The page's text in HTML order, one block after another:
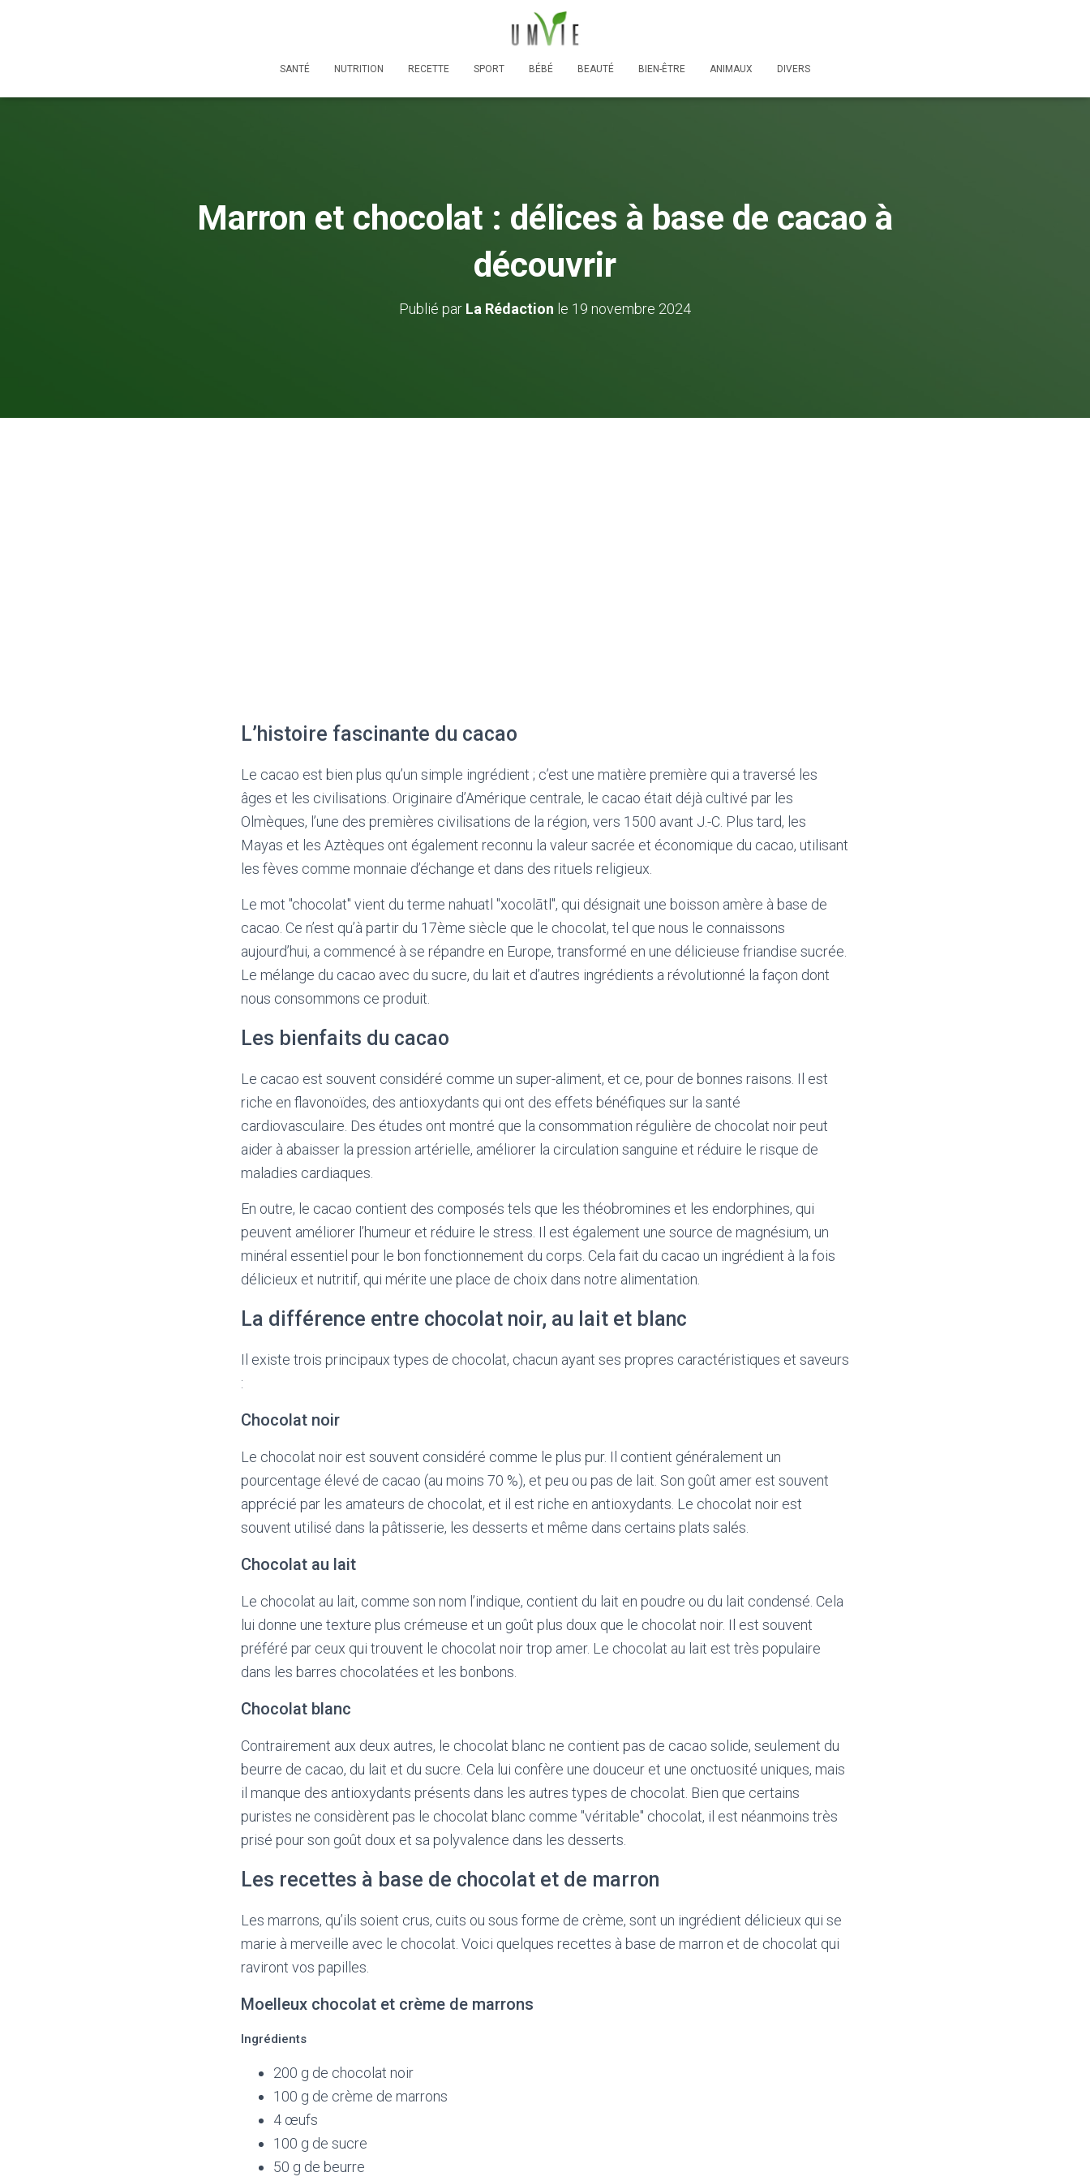
SANTÉ NUTRITION RECETTE SPORT BÉBÉ BEAUTÉ BIEN-ÊTRE ANIMAUX DIVERS
Marron et chocolat : délices à base de cacao à
découvrir
Publié par La Rédaction le 19 novembre 2024
L’histoire fascinante du cacao
Le cacao est bien plus qu’un simple ingrédient ; c’est une matière première qui a traversé les
âges et les civilisations. Originaire d’Amérique centrale, le cacao était déjà cultivé par les
Olmèques, l’une des premières civilisations de la région, vers 1500 avant J.-C. Plus tard, les
Mayas et les Aztèques ont également reconnu la valeur sacrée et économique du cacao, utilisant
les fèves comme monnaie d’échange et dans des rituels religieux.
Le mot "chocolat" vient du terme nahuatl "xocolātl", qui désignait une boisson amère à base de
cacao. Ce n’est qu’à partir du 17ème siècle que le chocolat, tel que nous le connaissons
aujourd’hui, a commencé à se répandre en Europe, transformé en une délicieuse friandise sucrée.
Le mélange du cacao avec du sucre, du lait et d’autres ingrédients a révolutionné la façon dont
nous consommons ce produit.
Les bienfaits du cacao
Le cacao est souvent considéré comme un super-aliment, et ce, pour de bonnes raisons. Il est
riche en flavonoïdes, des antioxydants qui ont des effets bénéfiques sur la santé
cardiovasculaire. Des études ont montré que la consommation régulière de chocolat noir peut
aider à abaisser la pression artérielle, améliorer la circulation sanguine et réduire le risque de
maladies cardiaques.
En outre, le cacao contient des composés tels que les théobromines et les endorphines, qui
peuvent améliorer l’humeur et réduire le stress. Il est également une source de magnésium, un
minéral essentiel pour le bon fonctionnement du corps. Cela fait du cacao un ingrédient à la fois
délicieux et nutritif, qui mérite une place de choix dans notre alimentation.
La différence entre chocolat noir, au lait et blanc
Il existe trois principaux types de chocolat, chacun ayant ses propres caractéristiques et saveurs
:
Chocolat noir
Le chocolat noir est souvent considéré comme le plus pur. Il contient généralement un
pourcentage élevé de cacao (au moins 70 %), et peu ou pas de lait. Son goût amer est souvent
apprécié par les amateurs de chocolat, et il est riche en antioxydants. Le chocolat noir est
souvent utilisé dans la pâtisserie, les desserts et même dans certains plats salés.
Chocolat au lait
Le chocolat au lait, comme son nom l’indique, contient du lait en poudre ou du lait condensé. Cela
lui donne une texture plus crémeuse et un goût plus doux que le chocolat noir. Il est souvent
préféré par ceux qui trouvent le chocolat noir trop amer. Le chocolat au lait est très populaire
dans les barres chocolatées et les bonbons.
Chocolat blanc
Contrairement aux deux autres, le chocolat blanc ne contient pas de cacao solide, seulement du
beurre de cacao, du lait et du sucre. Cela lui confère une douceur et une onctuosité uniques, mais
il manque des antioxydants présents dans les autres types de chocolat. Bien que certains
puristes ne considèrent pas le chocolat blanc comme "véritable" chocolat, il est néanmoins très
prisé pour son goût doux et sa polyvalence dans les desserts.
Les recettes à base de chocolat et de marron
Les marrons, qu’ils soient crus, cuits ou sous forme de crème, sont un ingrédient délicieux qui se
marie à merveille avec le chocolat. Voici quelques recettes à base de marron et de chocolat qui
raviront vos papilles.
Moelleux chocolat et crème de marrons
Ingrédients
200 g de chocolat noir
100 g de crème de marrons
4 œufs
100 g de sucre
50 g de beurre